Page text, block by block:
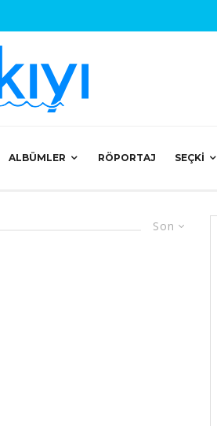
ALBÜMLER RÖPORTAJ SEÇKI
Son